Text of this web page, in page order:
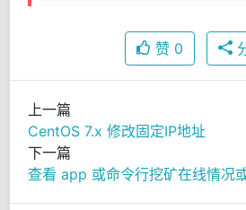
赞 0
上一篇
CentOS 7.x 修改固定IP地址
下一篇
查看 app 或命令行挖矿在线情况